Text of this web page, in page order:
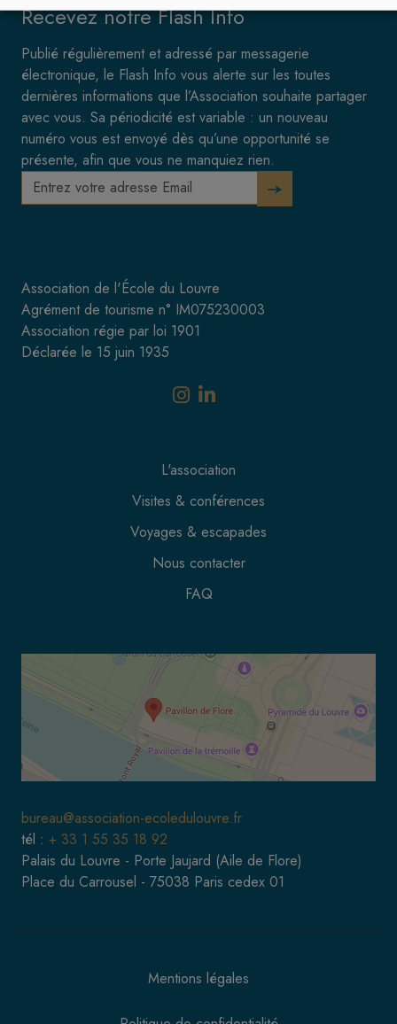
Recevez notre Flash Info
Publié régulièrement et adressé par messagerie
électronique, le Flash Info vous alerte sur les toutes
dernières informations que l’Association souhaite partager
avec vous. Sa périodicité est variable : un nouveau
numéro vous est envoyé dès qu’une opportunité se
présente, afin que vous ne manquiez rien.
Association de l'École du Louvre
Agrément de tourisme n° IM075230003
Association régie par loi 1901
Déclarée le 15 juin 1935
L'association
Visites & conférences
Voyages & escapades
Nous contacter
FAQ
bureau@association-ecoledulouvre.fr
tél : + 33 1 55 35 18 92
Palais du Louvre - Porte Jaujard (Aile de Flore)
Place du Carrousel - 75038 Paris cedex 01
Mentions légales